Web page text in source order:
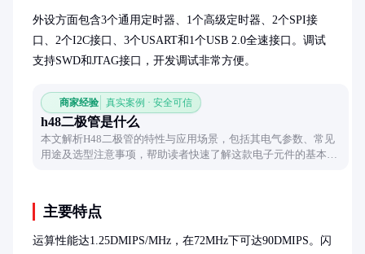
外设方面包含3个通用定时器、1个高级定时器、2个SPI接
口、2个I2C接口、3个USART和1个USB 2.0全速接口。调试
支持SWD和JTAG接口，开发调试非常方便。
商家经验 真实案例 · 安全可信
h48二极管是什么
本文解析H48二极管的特性与应用场景，包括其电气参数、常见
用途及选型注意事项，帮助读者快速了解这款电子元件的基本信
主要特点
运算性能达1.25DMIPS/MHz，在72MHz下可达90DMIPS。闪